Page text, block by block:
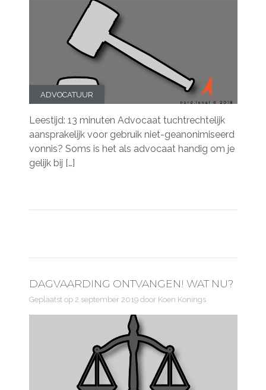
ADVOCATUUR
Leestijd: 13 minuten Advocaat tuchtrechtelijk
aansprakelijk voor gebruik niet-geanonimiseerd
vonnis? Soms is het als advocaat handig om je
gelijk bij […]
DAGVAARDING ONTVANGEN! WAT NU?
Geplaatst op 2 september 2019door Koen Konings